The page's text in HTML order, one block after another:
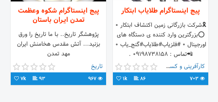
پیج اینستاگرام طلایاب ابتکار
🎗شرکت بازرگانی زمین اکتشاف ابتکار ۰
⭕️بزرگترین وارد کننده ی دستگاه های
اورجینال ۰ #فلزیاب#طلایاب#گنج_یاب ۰
📲تماس : 09198738158 .
@felezyab_ebtekar
کارآفرینی و کسب و کار
86
1k
پیج اینستاگرام شکوه وعظمت
تمدن ایـران باستان
پژوهشگر تاریخ.. بـا ما تاریخ را ورق
بزنید... آتش مقدس هخامنش ایران
مهد تمدن
تاریخ
93
7k